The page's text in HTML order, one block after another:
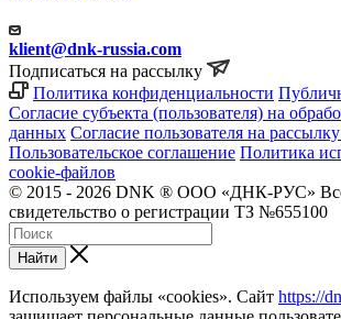
klient@dnk-russia.com
Подписаться на рассылку
Политика конфиденциальности
Согласие субъекта (пользователя) на
данных Согласие пользователя на
Пользовательское соглашение Политика
cookie-файлов
© 2015 - 2026 DNK ® ООО «ДНК-РУС»
свидетельство о регистрации ТЗ №655100
Найти
Используем файлы «cookies». Сайт https://